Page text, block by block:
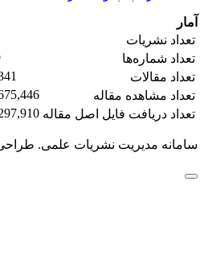
آمار
تعداد نشریات
تعداد شماره‌ها
تعداد مقالات
تعداد مشاهده مقاله
تعداد دریافت فایل اصل مقاله
سامانه مدیریت نشریات علمی.